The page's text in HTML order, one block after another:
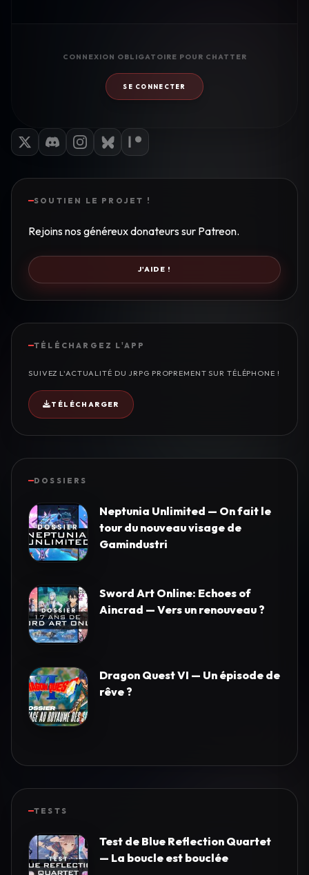
CONNEXION OBLIGATOIRE POUR CHATTER
SE CONNECTER
SOUTIEN LE PROJET !
Rejoins nos généreux donateurs sur Patreon.
J'AIDE !
TÉLÉCHARGEZ L'APP
SUIVEZ L'ACTUALITÉ DU JRPG PROPREMENT SUR TÉLÉPHONE !
TÉLÉCHARGER
DOSSIERS
Neptunia Unlimited — On fait le
tour du nouveau visage de
Gamindustri
Sword Art Online: Echoes of
Aincrad — Vers un renouveau ?
Dragon Quest VI — Un épisode de
rêve ?
TESTS
Test de Blue Reflection Quartet
— La boucle est bouclée